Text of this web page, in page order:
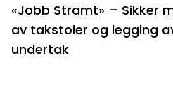
«Jobb Stramt» – Sikker
av takstoler og legging
undertak